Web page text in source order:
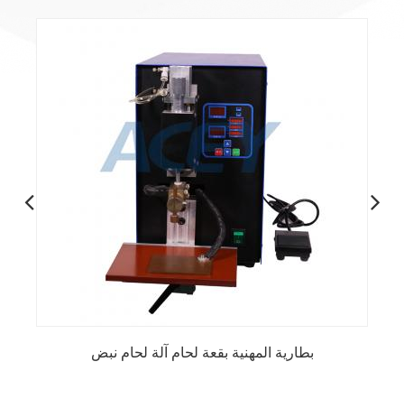
حزمة البطارية أحادية الجانب آلة لحام البقعة مع تدوير